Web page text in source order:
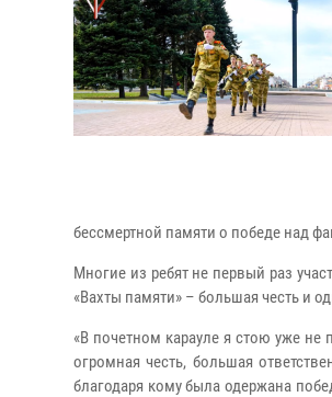
бессмертной памяти о победе над
Многие из ребят не первый раз
«Вахты памяти» – большая честь и
«В почетном карауле я стою уже
огромная честь, большая
благодаря кому была одержана